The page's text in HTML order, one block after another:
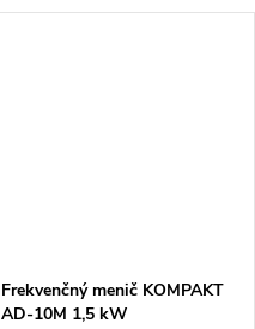
Frekvenčný menič KOMPAKT
AD-10M 1,5 kW